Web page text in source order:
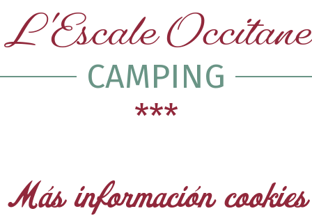
L'Escale Occitane
CAMPING
***
Más información cookies